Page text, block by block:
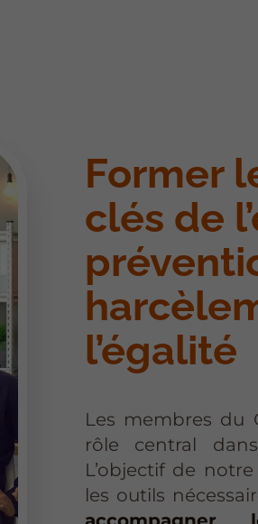
Former
clés de
l’égalité
Les membres du
rôle central
L’objectif de
les outils